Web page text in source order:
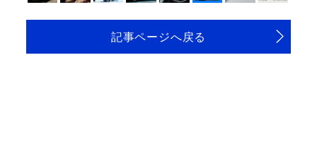
記事ページへ戻る